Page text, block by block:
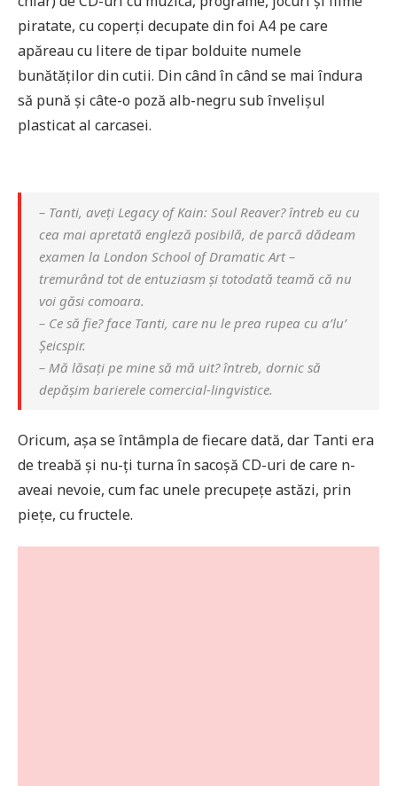
piratate, cu coperți decupate din foi A4 pe care
apăreau cu litere de tipar bolduite numele
bunătăților din cutii. Din când în când se mai îndura
să pună și câte-o poză alb-negru sub învelișul
plasticat al carcasei.
– Tanti, aveți Legacy of Kain: Soul Reaver? întreb eu cu
cea mai apretată engleză posibilă, de parcă dădeam
examen la London School of Dramatic Art –
tremurând tot de entuziasm și totodată teamă că nu
voi găsi comoara.
– Ce să fie? face Tanti, care nu le prea rupea cu a’lu’
Șeicspir.
– Mă lăsați pe mine să mă uit? întreb, dornic să
depășim barierele comercial-lingvistice.
Oricum, așa se întâmpla de fiecare dată, dar Tanti era
de treabă și nu-ți turna în sacoșă CD-uri de care n-
aveai nevoie, cum fac unele precupețe astăzi, prin
piețe, cu fructele.